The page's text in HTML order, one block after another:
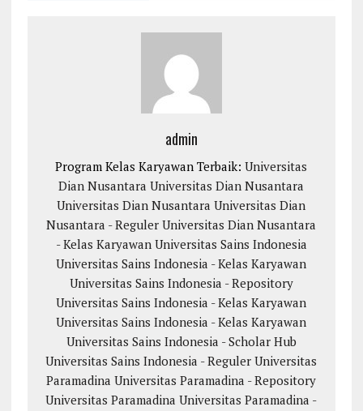
admin
Program Kelas Karyawan Terbaik:Universitas
Dian Nusantara Universitas Dian Nusantara
Universitas Dian Nusantara Universitas Dian
Nusantara - Reguler Universitas Dian Nusantara
- Kelas Karyawan Universitas Sains Indonesia
Universitas Sains Indonesia - Kelas Karyawan
Universitas Sains Indonesia - Repository
Universitas Sains Indonesia - Kelas Karyawan
Universitas Sains Indonesia - Kelas Karyawan
Universitas Sains Indonesia - Scholar Hub
Universitas Sains Indonesia - Reguler Universitas
Paramadina Universitas Paramadina - Repository
Universitas Paramadina Universitas Paramadina -